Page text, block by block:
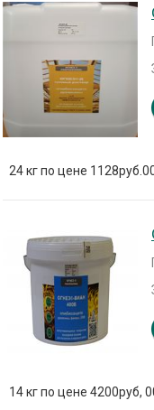
24 кг по цене
14 кг по цене 4200руб,